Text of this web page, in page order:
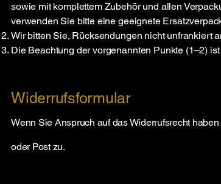
sowie mit komplettem Zubehör und allen
verwenden Sie bitte eine geeignete
Wir bitten Sie, Rücksendungen nicht unfrankiert
Die Beachtung der vorgenannten Punkte (1–2)
Widerrufsformular
​Wenn Sie Anspruch auf das Widerrufsrecht
oder Post zu.